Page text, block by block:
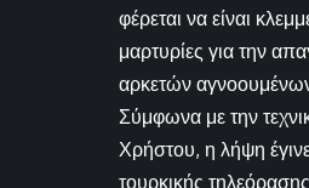
φέρεται να είναι
μαρτυρίες για την
αρκετών
Σύμφωνα με την
Χρήστου, η λήψη
τουρκικής